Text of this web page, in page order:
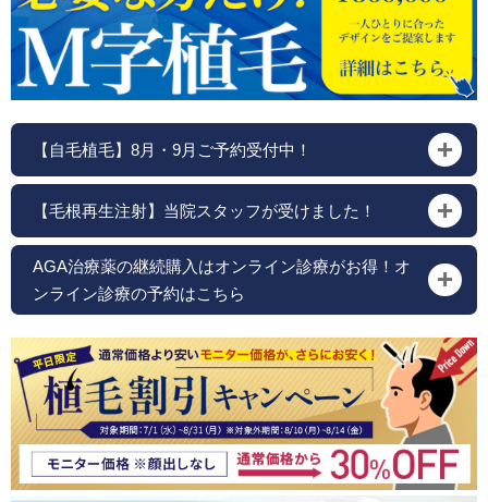
【自毛植毛】8月・9月ご予約受付中！
【毛根再生注射】当院スタッフが受けました！
AGA治療薬の継続購入はオンライン診療がお得！オ
ンライン診療の予約はこちら